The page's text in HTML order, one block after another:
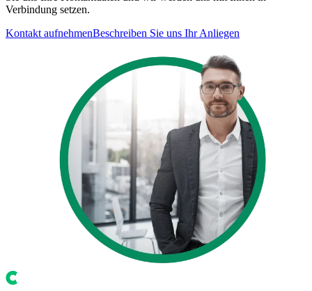
Verbindung setzen.
Kontakt aufnehmenBeschreiben Sie uns Ihr Anliegen